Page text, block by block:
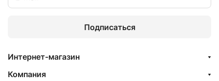
Подписаться
Интернет-магазин
Компания